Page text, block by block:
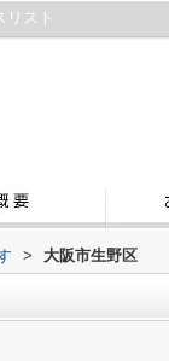
リスト
> 大阪市生野区